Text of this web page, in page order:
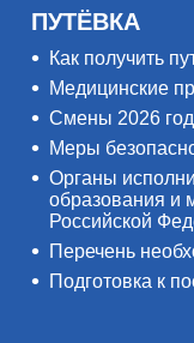
ПУТЁВКА
Как получить
Медицинские
Смены 2026
Меры
Органы
образования и
Российской
Перечень
Подготовка к